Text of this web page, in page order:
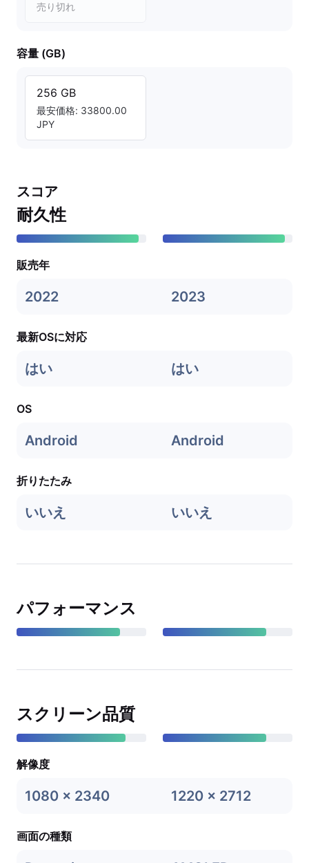
売り切れ
容量 (GB)
256 GB
最安価格: 33800.00
JPY
スコア
耐久性
販売年
2022 2023
最新OSに対応
はい はい
OS
Android Android
折りたたみ
いいえ いいえ
パフォーマンス
スクリーン品質
解像度
1080 x 2340 1220 x 2712
画面の種類